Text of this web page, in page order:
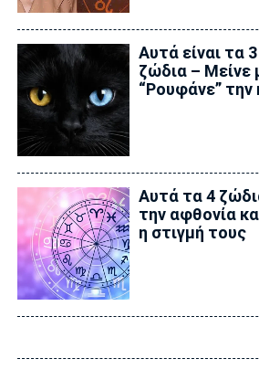
Αυτά είναι τα
ζώδια – Μείνε
“Ρουφάνε” την
Αυτά τα 4
την αφθονία
η στιγμή τους